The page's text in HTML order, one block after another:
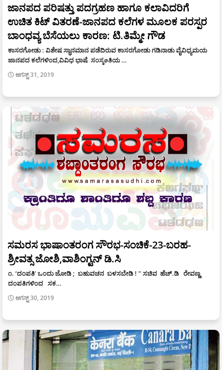
ಜಾನಪದ ಪರಿಷತ್ತು ಪದಗ್ರಹಣ ಹಾಗೂ ಕಲಾವಿದರಿಗೆ
ಉಚಿತ ಕಿಟ್ ವಿತರಣೆ-ಜಾನಪದ ಕಲೆಗಳ ಮೂಲಕ ಪರಸ್ಪರ
ಬಾಂಧವ್ಯ ಬೆಸೆಯಲು ಕಾರಣ: ಟಿ.ತಿಮ್ಮೇ ಗೌಡ
ಕಾಸರಗೋಡು : ವಿಶೇಷ ಸ್ಧಾನಮಾನ ಪಡೆದಿರುವ ಕಾಸರಗೋಡು ಗಡಿನಾಡು ವೈವಿಧ್ಯಮಯ
ಜಾನಪದ ಕಲೆಗಳಿಂದ,ವಿವಿಧ ಭಾಷೆ ಸಂಸ್ಕøತಿಯ …
ಆಗಸ್ಟ್ 31, 2019
ಸಮರಸ ಭಾಷಾಂತರಂಗ ಸೌರಭ-ಸಂಚಿಕೆ-23-ಬರಹ-
ಶ್ರೀವತ್ಸ ಜೋಶಿ,ವಾಶಿಂಗ್ಟನ್ ಡಿ.ಸಿ
೧. ‘ದಂಪತಿ’ ಒಂದು ಜೋಡಿ ; ಬಹುವಚನ ಬಳಸಬೇಡಿ ! " ಸಚಿವ ಹೆಚ್.ಡಿ ರೇವಣ್ಣ
ದಂಪತಿಗಳಿಂದ ಸಕ…
ಆಗಸ್ಟ್ 30, 2019